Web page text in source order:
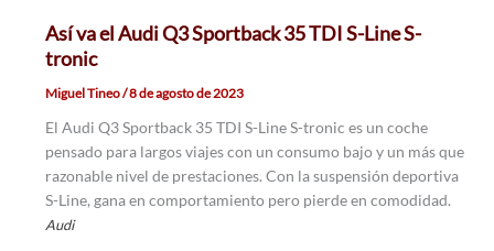
Así va el Audi Q3 Sportback 35 TDI S-Line S-
tronic
Miguel Tineo/8 de agosto de 2023
El Audi Q3 Sportback 35 TDI S-Line S-tronic es un coche
pensado para largos viajes con un consumo bajo y un más que
razonable nivel de prestaciones. Con la suspensión deportiva
S-Line, gana en comportamiento pero pierde en comodidad.
Audi